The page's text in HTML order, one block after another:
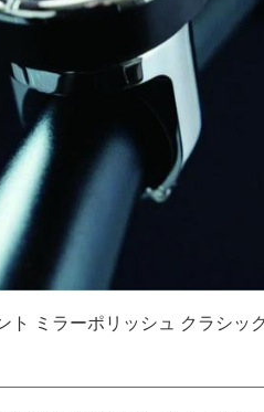
ト ミラーポリッシュ クラシッ